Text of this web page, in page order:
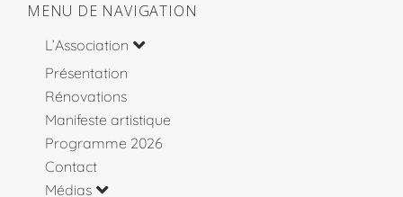
MENU DE NAVIGATION
L’Association
Présentation
Rénovations
Manifeste artistique
Programme 2026
Contact
Médias